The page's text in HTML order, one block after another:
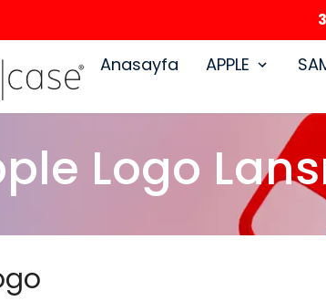
Anasayfa APPLE
Logo